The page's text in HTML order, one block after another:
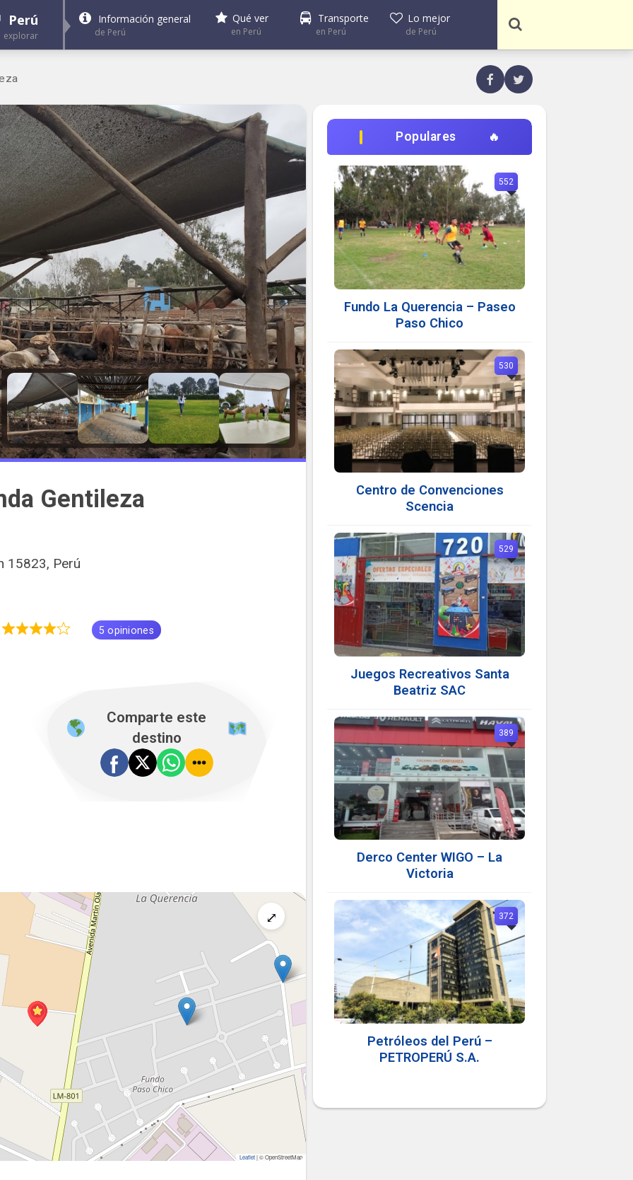
Perú
explorar
Información general
de Perú
Qué ver
en Perú
Transporte
en Perú
Lo mejor
de Perú
Gentileza
15823, Perú
5 opiniones
Comparte este
destino
⤢
Leaflet|© OpenStreetMap
Populares
Fundo La Querencia – Paseo
Paso Chico
552
Centro de Convenciones
Scencia
530
Juegos Recreativos Santa
Beatriz SAC
529
Derco Center WIGO – La
Victoria
389
Petróleos del Perú –
PETROPERÚ S.A.
372